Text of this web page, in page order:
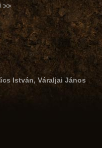
>>
István, Váraljai János